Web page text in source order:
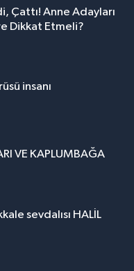
Çattı! Anne Adayları
Dikkat Etmeli?
insanı
VE KAPLUMBAĞA
sevdalısı HALİL